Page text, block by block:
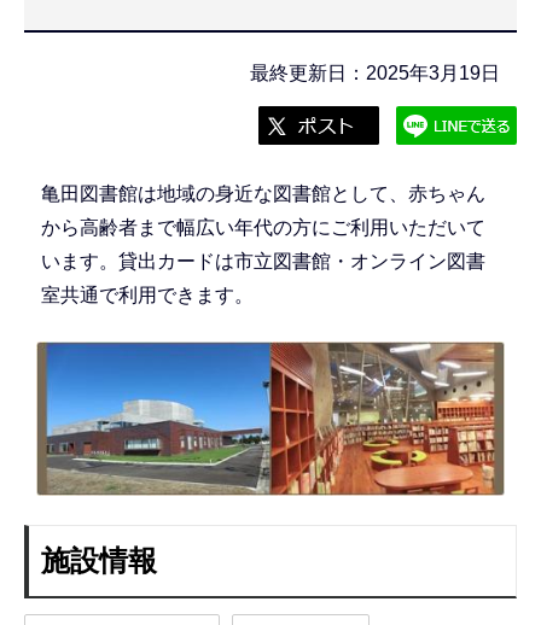
最終更新日：2025年3月19日
亀田図書館は地域の身近な図書館として、赤ちゃん
から高齢者まで幅広い年代の方にご利用いただいて
います。貸出カードは市立図書館・オンライン図書
室共通で利用できます。
施設情報